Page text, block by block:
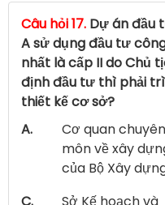
Câu hỏi 17. Dự án đầu
A sử dụng đầu tư
nhất là cấp II do Chủ
định đầu tư thì phải
thiết kế cơ sở?
A.
Cơ quan chuyên
môn về xây
của Bộ Xây
C. Sở Kế hoạch và